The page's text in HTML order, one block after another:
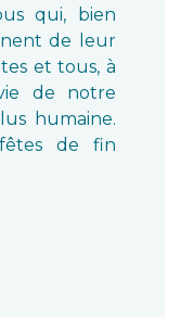
qui, bien
de leur
et tous, à
de notre
humaine.
de fin